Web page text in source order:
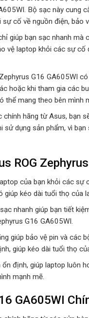
Bộ sạc này cung
cố về nguồn điện, bảo
giúp bạn sạc nhanh
vệ laptop khỏi các sự
G16 GA605WI
hoặc khi tham gia các
thể mang theo bên mình
chính hãng từ Asus, bạn
dụng sản phẩm, vì
ROG
của bạn khỏi các
giúp kéo dài tuổi thọ của
nhanh giúp bạn tiết
G16 GA605WI.
giúp bảo vệ pin và các
giúp kéo dài tuổi thọ
định, giúp laptop luôn
mạnh mẽ.
GA605WI